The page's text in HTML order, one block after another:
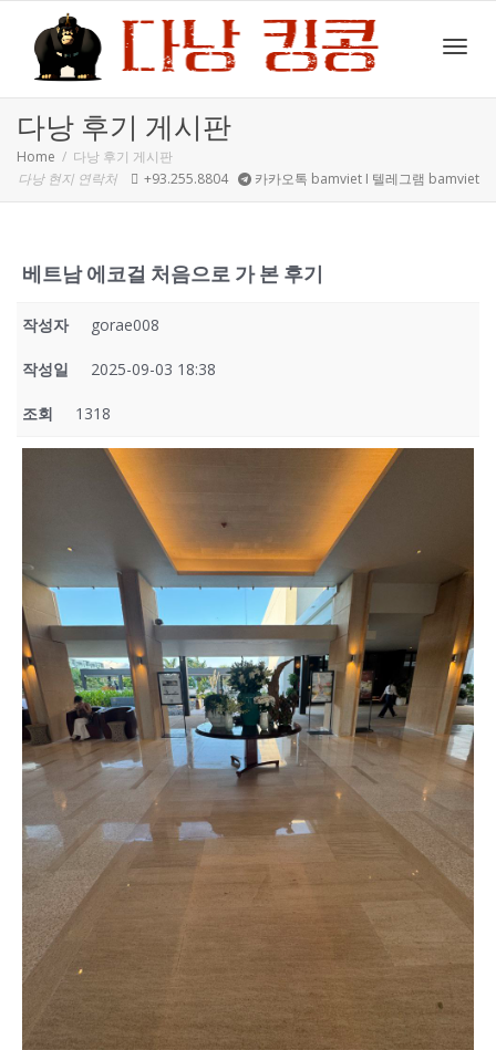
다낭 후기 게시판
Home
다낭 후기 게시판
다낭 현지 연락처
+93.255.8804 카카오톡 bamviet I 텔레그램 bamviet
베트남 에코걸 처음으로 가 본 후기
작성자 gorae008
작성일 2025-09-03 18:38
조회 1318